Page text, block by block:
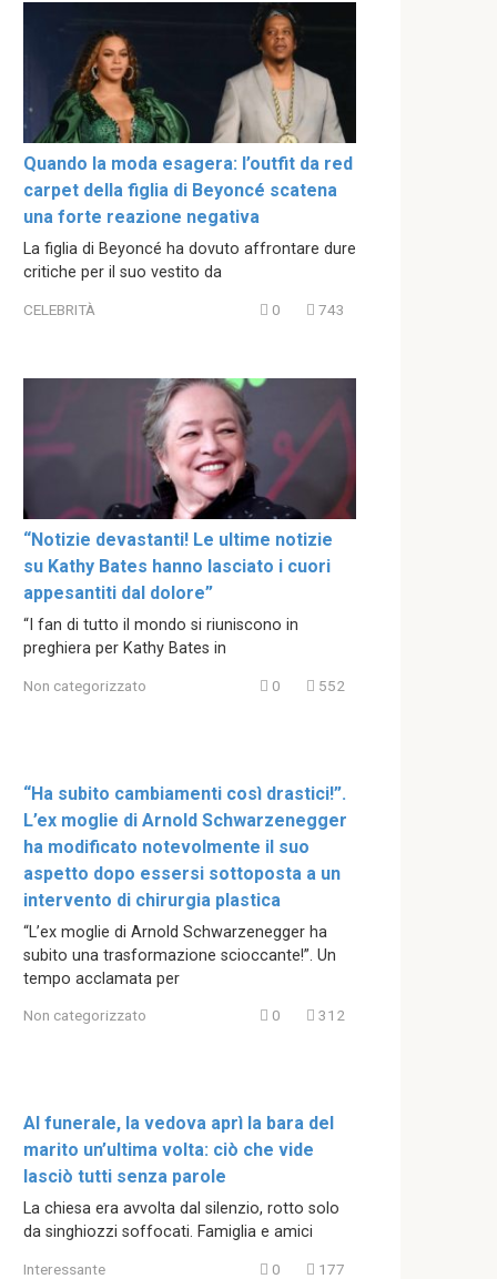
Quando la moda esagera: l’outfit da red
carpet della figlia di Beyoncé scatena
una forte reazione negativa
La figlia di Beyoncé ha dovuto affrontare dure
critiche per il suo vestito da
CELEBRITÀ 0 743
“Notizie devastanti! Le ultime notizie
su Kathy Bates hanno lasciato i cuori
appesantiti dal dolore”
“I fan di tutto il mondo si riuniscono in
preghiera per Kathy Bates in
Non categorizzato 0 552
“Ha subito cambiamenti così drastici!”.
L’ex moglie di Arnold Schwarzenegger
ha modificato notevolmente il suo
aspetto dopo essersi sottoposta a un
intervento di chirurgia plastica
“L’ex moglie di Arnold Schwarzenegger ha
subito una trasformazione scioccante!”. Un
tempo acclamata per
Non categorizzato 0 312
Al funerale, la vedova aprì la bara del
marito un’ultima volta: ciò che vide
lasciò tutti senza parole
La chiesa era avvolta dal silenzio, rotto solo
da singhiozzi soffocati. Famiglia e amici
Interessante 0 177